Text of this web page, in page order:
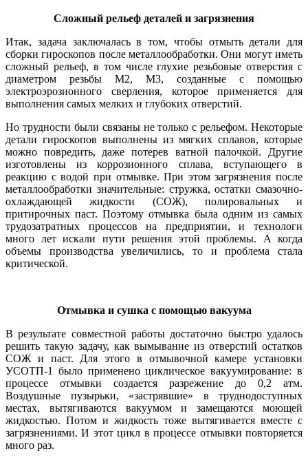
Сложный рельеф деталей и загрязнения
Итак, задача заключалась в том, чтобы отмыть детали для
сборки гироскопов после металлообработки. Они могут иметь
сложный рельеф, в том числе глухие резьбовые отверстия с
диаметром резьбы М2, М3, созданные с помощью
электроэрозионного сверления, которое применяется для
выполнения самых мелких и глубоких отверстий.
Но трудности бы­ли связаны не только с рельефом. Некоторые
детали гироскопов выполнены из мягких сплавов, которые
можно повредить, да­же потерев ватной палочкой. Другие
изготовлены из коррозионного сплава, вступающего в
реакцию с водой при отмывке. При этом загрязнения после
металлообработки значительные: стружка, остатки смазочно-
охлаждающей жидкости (СОЖ), полировальных и
притирочных паст. Поэтому отмывка бы­ла одним из самых
трудозатратных процессов на предприятии, и технологи
много лет искали пу­ти решения этой проблемы. А когда
объемы производства увеличились, то и проблема стала
критической.
Отмывка и сушка с помощью вакуума
В результате совместной работы достаточно быстро удалось
решить такую задачу, как вымывание из отверстий остатков
СОЖ и паст. Для этого в отмывочной камере установки
УСОТП-1 бы­ло применено циклическое вакуумирование: в
процессе отмывки создается разрежение до 0,2 атм.
Воздушные пузырьки, «застрявшие» в труднодоступных
местах, вытягиваются вакуумом и замещаются моющей
жидкостью. Потом и жидкость то­же вытягивается вместе с
загрязнениями. И этот цикл в процессе отмывки повторяется
много раз.